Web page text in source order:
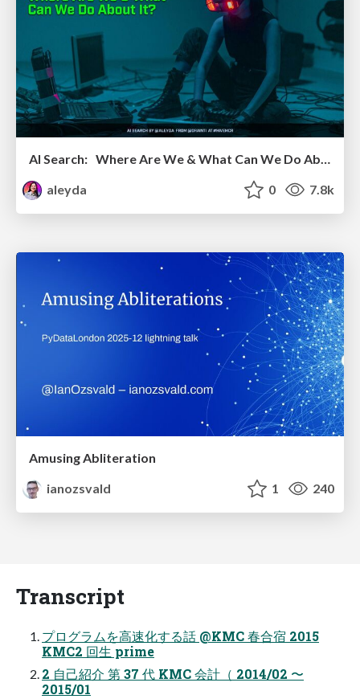
AI Search: Where Are We & What Can We Do About It?
aleyda
0 7.8k
Amusing Abliteration
ianozsvald
1 240
Transcript
プログラムを高速化する話 @KMC 春合宿 2015
KMC2 回生 prime
2 自己紹介 第 37 代 KMC 会計（ 2014/02 〜
2015/01